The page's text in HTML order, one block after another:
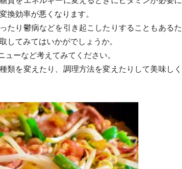
効率が悪くなります。
たり鬱病などを引き起こしたりすることもあるた
てみてはいかがでしょうか。
ーなど考えてみてください。
類を変えたり、調理方法を変えたりして美味しく